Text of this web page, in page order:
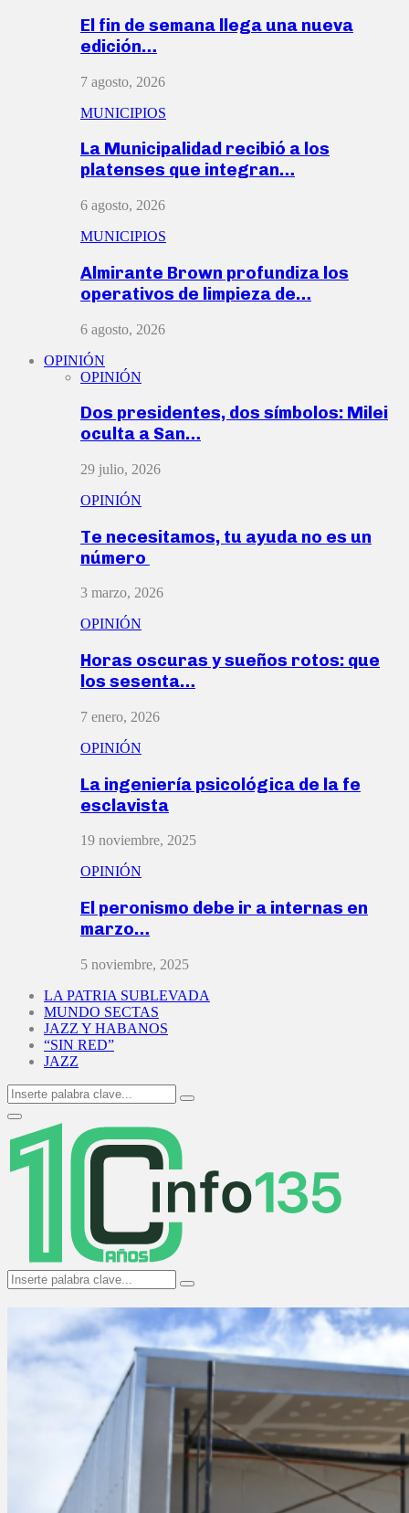
El fin de semana llega una nueva
edición…
7 agosto, 2026
MUNICIPIOS
La Municipalidad recibió a los
platenses que integran…
6 agosto, 2026
MUNICIPIOS
Almirante Brown profundiza los
operativos de limpieza de…
6 agosto, 2026
OPINIÓN
OPINIÓN
Dos presidentes, dos símbolos: Milei
oculta a San…
29 julio, 2026
OPINIÓN
Te necesitamos, tu ayuda no es un
número
3 marzo, 2026
OPINIÓN
Horas oscuras y sueños rotos: que
los sesenta…
7 enero, 2026
OPINIÓN
La ingeniería psicológica de la fe
esclavista
19 noviembre, 2025
OPINIÓN
El peronismo debe ir a internas en
marzo…
5 noviembre, 2025
LA PATRIA SUBLEVADA
MUNDO SECTAS
JAZZ Y HABANOS
“SIN RED”
JAZZ
Search
for:
Search
Primary
Menu
Search
for:
Search